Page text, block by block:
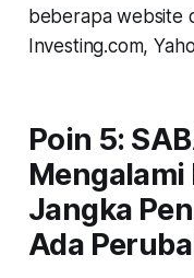
beberapa website
Investing.com,
Poin 5:
Mengalami
Jangka
Ada